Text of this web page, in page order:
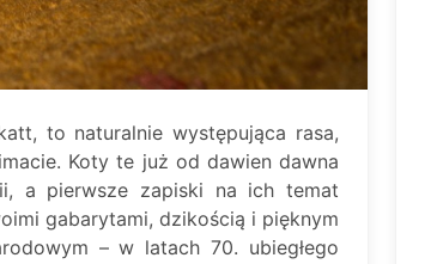
to naturalnie występująca rasa,
Koty te już od dawien dawna
a pierwsze zapiski na ich temat
gabarytami, dzikością i pięknym
– w latach 70. ubiegłego